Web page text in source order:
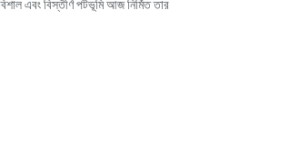
এবং বিস্তীর্ণ পটভূমি আজ নির্মিত তার